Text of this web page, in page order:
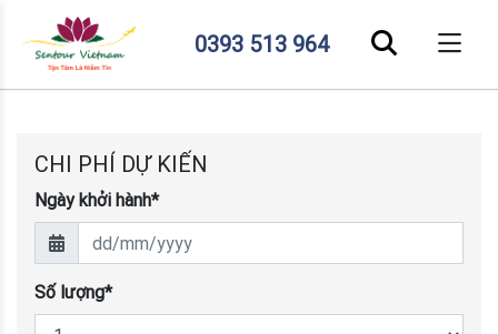
0393 513 964
CHI PHÍ DỰ KIẾN
Ngày khởi hành*
Số lượng*